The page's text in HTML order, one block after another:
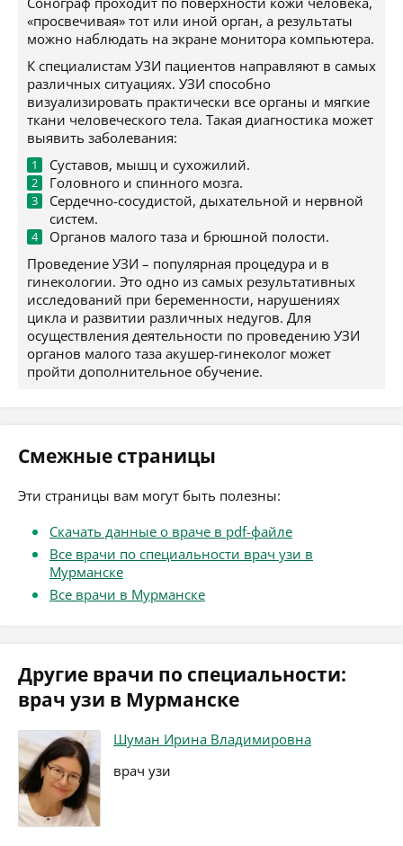
«просвечивая» тот или иной орган, а результаты
можно наблюдать на экране монитора компьютера.
К специалистам УЗИ пациентов направляют в самых
различных ситуациях. УЗИ способно
визуализировать практически все органы и мягкие
ткани человеческого тела. Такая диагностика может
выявить заболевания:
Суставов, мышц и сухожилий.
Головного и спинного мозга.
Сердечно-сосудистой, дыхательной и нервной
систем.
Органов малого таза и брюшной полости.
Проведение УЗИ – популярная процедура и в
гинекологии. Это одно из самых результативных
исследований при беременности, нарушениях
цикла и развитии различных недугов. Для
осуществления деятельности по проведению УЗИ
органов малого таза акушер-гинеколог может
пройти дополнительное обучение.
Смежные страницы
Эти страницы вам могут быть полезны:
Скачать данные о враче в pdf-файле
Все врачи по специальности врач узи в
Мурманске
Все врачи в Мурманске
Другие врачи по специальности:
врач узи в Мурманске
Шуман Ирина Владимировна
врач узи